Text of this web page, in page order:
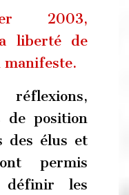
2003,
liberté de
de position
des élus et
permis
les